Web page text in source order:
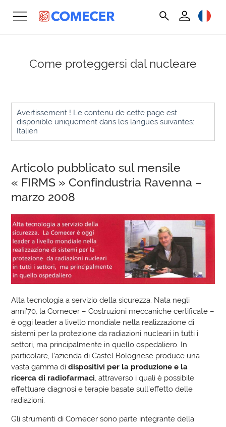
Come proteggersi dal nucleare
Avertissement ! Le contenu de cette page est
disponible uniquement dans les langues suivantes:
Italien
Articolo pubblicato sul mensile
« FIRMS » Confindustria Ravenna –
marzo 2008
Alta tecnologia a servizio della sicurezza. Nata negli
anni’70, la Comecer – Costruzioni meccaniche certificate –
è oggi leader a livello mondiale nella realizzazione di
sistemi per la protezione da radiazioni nucleari in tutti i
settori, ma principalmente in quello ospedaliero. In
particolare, l’azienda di Castel Bolognese produce una
vasta gamma didispositivi per la produzione e la
ricerca di radiofarmaci , attraverso i quali è possibile
effettuare diagnosi e terapie basate sull’effetto delle
radiazioni.
Gli strumenti di Comecer sono parte integrante della